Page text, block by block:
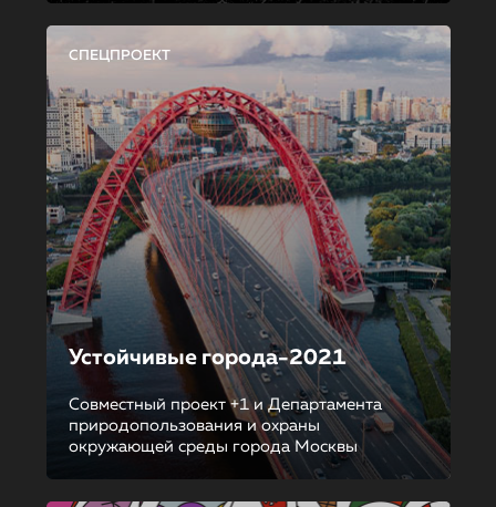
СПЕЦПРОЕКТ
Устойчивые города-2021
Совместный проект +1 и Департамента
природопользования и охраны
окружающей среды города Москвы